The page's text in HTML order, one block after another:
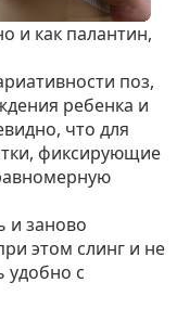
и как палантин,
поз,
ребенка и
что для
фиксирующие
и заново
этом слинг и не
удобно с